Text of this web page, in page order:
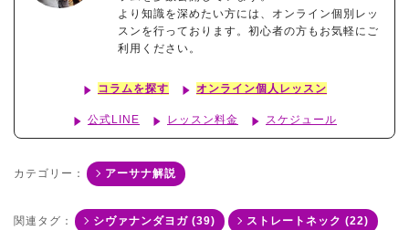
より知識を深めたい方には、オンライン個別レッ
スンを行っております。初心者の方もお気軽にご
利用ください。
コラムを探す オンライン個人レッスン
公式LINE レッスン料金 スケジュール
カテゴリー： アーサナ解説
関連タグ： シヴァナンダヨガ (39) ストレートネック (22)